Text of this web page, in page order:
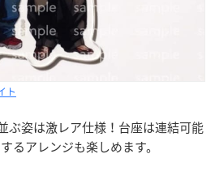
ト
ぶ姿は激レア仕様！台座は連結可能
るアレンジも楽しめます。